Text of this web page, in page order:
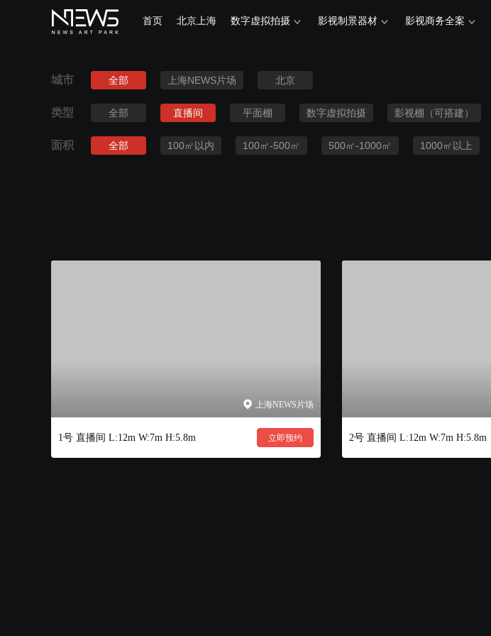
首页 北京上海 数字虚拟拍摄 影视制景器材 影视商务全案
城市 全部 上海NEWS片场 北京
类型 全部 直播间 平面棚 数字虚拟拍摄 影视棚（可搭建）
面积 全部 100㎡以内 100㎡-500㎡ 500㎡-1000㎡ 1000㎡以上
上海NEWS片场
1号 直播间 L:12m W:7m H:5.8m 立即预约 2号 直播间 L:12m W:7m H:5.8m